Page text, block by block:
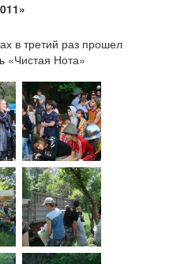
в третий раз прошел
«Чистая Нота»